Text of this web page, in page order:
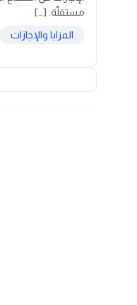
مستقلّة. […]
المزايا والإجازات